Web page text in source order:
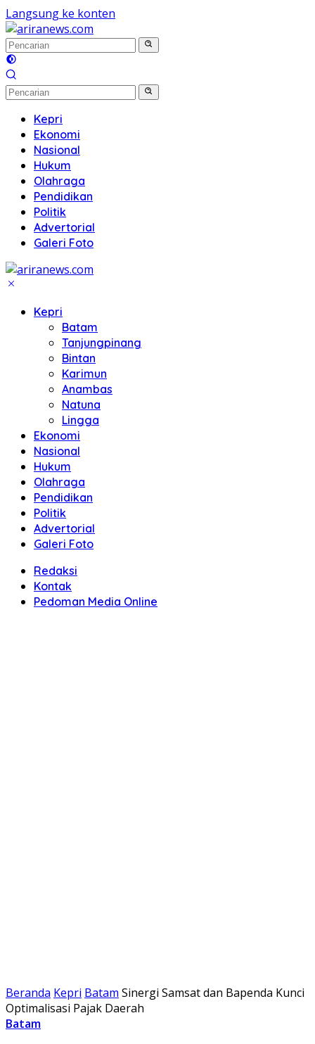
Langsung ke konten
Kepri
Ekonomi
Nasional
Hukum
Olahraga
Pendidikan
Politik
Advertorial
Galeri Foto
Kepri
Batam
Tanjungpinang
Bintan
Karimun
Anambas
Natuna
Lingga
Ekonomi
Nasional
Hukum
Olahraga
Pendidikan
Politik
Advertorial
Galeri Foto
Redaksi
Kontak
Pedoman Media Online
Beranda Kepri Batam Sinergi Samsat dan Bapenda Kunci
Optimalisasi Pajak Daerah
Batam